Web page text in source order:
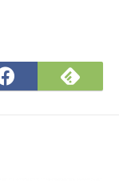
で
で